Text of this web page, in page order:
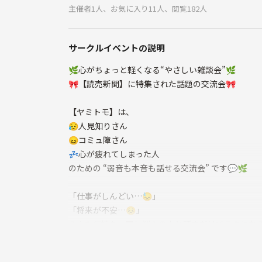
主催者1人、お気に入り11人、閲覧182人
サークルイベントの説明
🌿心がちょっと軽くなる“やさしい雑談会”🌿
🎀【読売新聞】に特集された話題の交流会🎀
【ヤミトモ】は、
😥人見知りさん
😖コミュ障さん
💤心が疲れてしまった人
のための “弱音も本音も話せる交流会” です💬🌿
「仕事がしんどい…😓」
「将来が不安…😣」